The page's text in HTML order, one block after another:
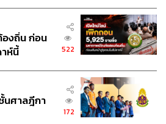
งถิ่น ก่อน
ห์นี้
522
นศาลฎีกา
172